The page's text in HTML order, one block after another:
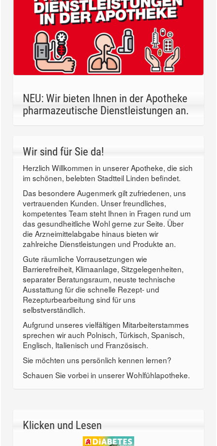
NEU: Wir bieten Ihnen in der Apotheke
pharmazeutische Dienstleistungen an.
Wir sind für Sie da!
Herzlich Willkommen in unserer Apotheke, die sich
im schönen, belebten Stadtteil Linden befindet.
Das besondere Augenmerk gilt zufriedenen, uns
vertrauenden Kunden. Unser freundliches,
kompetentes Team steht Ihnen in Fragen rund um
das gesundheitliche Wohl gerne zur Seite. Über
die Arzneimittelabgabe hinaus bieten wir
zahlreiche Dienstleistungen und Produkte an.
Gute räumliche Vorrausetzungen wie
Barrierefreiheit, Klimaanlage, Sitzgelegenheiten,
separater Beratungsraum, neuste technische
Ausstattung für die schnelle Rezept- und
Rezepturbearbeitung sind für uns
selbstverständlich.
Aufgrund unseres vielfältigen Mitarbeiterstammes
sprechen wir auch Polnisch, Türkisch, Spanisch,
Englisch, Italienisch und Französisch.
Sie möchten uns persönlich kennen lernen?
Schauen Sie vorbei in unserer Wohlfühlapotheke.
Klicken und Lesen